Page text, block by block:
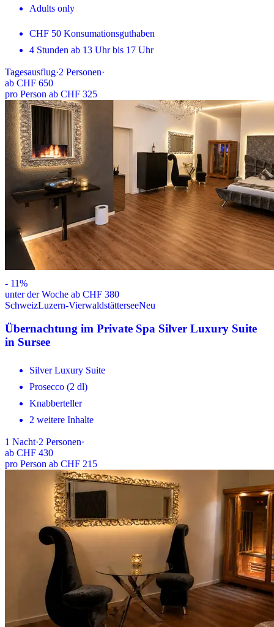
Adults only
CHF 50 Konsumationsguthaben
4 Stunden ab 13 Uhr bis 17 Uhr
Tagesausflug·2 Personen·
ab CHF 650
pro Person ab CHF 325
- 11%
unter der Woche ab CHF 380
SchweizLuzern-VierwaldstätterseeNeu
Übernachtung im Private Spa Silver Luxury Suite
in Sursee
Silver Luxury Suite
Prosecco (2 dl)
Knabberteller
2 weitere Inhalte
1 Nacht·2 Personen·
ab CHF 430
pro Person ab CHF 215